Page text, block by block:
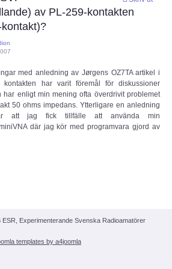
av PL-259-kontakten
med anledning av Jørgens OZ7TA artikel i
har varit föremål för diskussioner
enligt min mening ofta överdrivit problemet
50 ohms impedans. Ytterligare en anledning
att jag fick tillfälle att använda min
där jag kör med programvara gjord av
Experimenterande Svenska Radioamatörer
templates by a4joomla